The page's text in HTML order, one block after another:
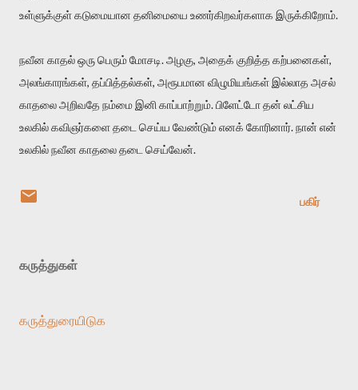
உள்ளுக்குள் கடுமையான தனிமையை உணர்கிறவர்களாக இருக்கிறோம்.
நவீன காதல் ஒரு பெரும் மோசடி. அழகு, அதைக் குறித்த கற்பனைகள்,
அலங்காரங்கள், தப்பித்தல்கள், அரூபமான விழுமியங்கள் இல்லாத அசல்
காதலை அறிவதே நம்மை இனி காப்பாற்றும். பிளேட்டோ தன் லட்சிய
உலகில் கவிஞர்களை தடை செய்ய வேண்டும் எனக் கோரினார். நான் என்
உலகில் நவீன காதலை தடை செய்வேன்.
பகிர்
கருத்துகள்
கருத்துரையிடுக